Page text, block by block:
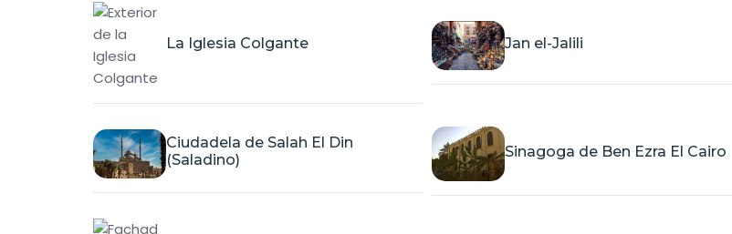
La Iglesia Colgante Jan el-Jalili
Ciudadela de Salah El Din
(Saladino)
Sinagoga de Ben Ezra El Cairo